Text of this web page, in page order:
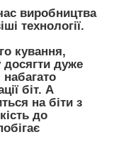
виробництва
технології.
кування,
досягти дуже
біт. А
на біти з
до